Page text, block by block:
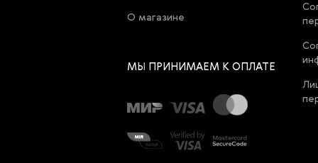
О магазине
МЫ ПРИНИМАЕМ К ОПЛАТЕ